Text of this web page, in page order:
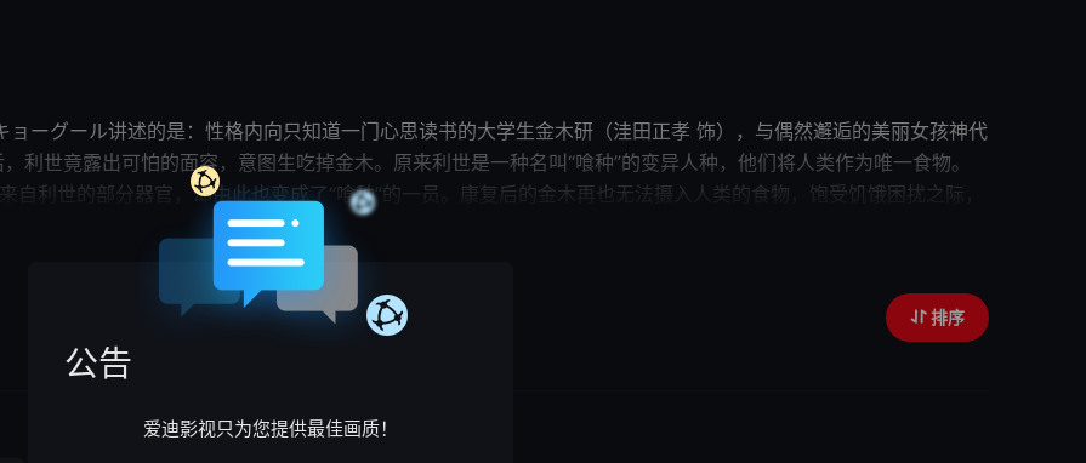
ョーグール讲述的是：性格内向只知道一门心思读书的大学生金木研（洼田正孝 饰），与偶然邂逅的美丽女孩神代
利世竟露出可怕的面容，意图生吃掉金木。原来利世是一种名叫“喰种”的变异人种， 他们将人类作为唯一食物。
利世的部分器官，却由此也变成了“喰种”的一员。康复后的金木再也无法摄入人类的食物，饱受饥饿困扰之际，
“喰种”群集的安全区。与此同时，CCG上等搜查官真户吴绪（大泉洋 饰）和部下全力追查“喰种”的行踪。人类和
種トーキョーグール根据同名漫画改编。
 展开
排序
公告
爱迪影视只为您提供最佳画质！